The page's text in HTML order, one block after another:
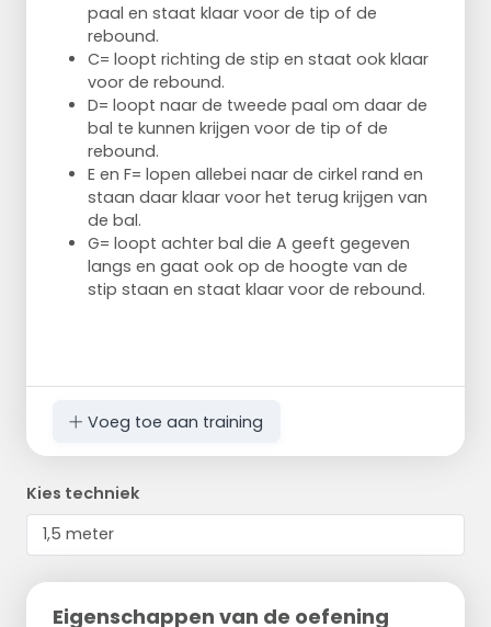
paal en staat klaar voor de tip of de
rebound.
C= loopt richting de stip en staat ook klaar
voor de rebound.
D= loopt naar de tweede paal om daar de
bal te kunnen krijgen voor de tip of de
rebound.
E en F= lopen allebei naar de cirkel rand en
staan daar klaar voor het terug krijgen van
de bal.
G= loopt achter bal die A geeft gegeven
langs en gaat ook op de hoogte van de
stip staan en staat klaar voor de rebound.
Voeg toe aan training
Kies techniek
Eigenschappen van de oefening